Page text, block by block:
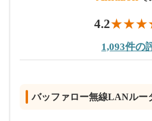
4.2
1,093件の
バッファロー無線LANルー